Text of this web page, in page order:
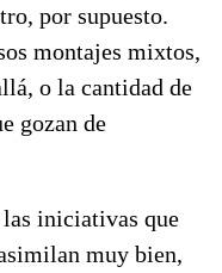
por supuesto.
montajes mixtos,
o la cantidad de
gozan de
las iniciativas que
muy bien,